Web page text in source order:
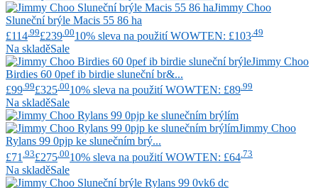
Jimmy Choo
Sluneční brýle Macis 55 86 ha
£114 .99£239 .0010% sleva na použití WOWTEN: £103 .49
Na skladěSale
Jimmy Choo
Birdies 60 0pef ib birdie sluneční br&...
£99.99£325.0010% sleva na použití WOWTEN: £89.99
Na skladěSale
Jimmy Choo
Rylans 99 0pjp ke slunečním brý...
£71 .93£275 .0010% sleva na použití WOWTEN: £64 .73
Na skladěSale